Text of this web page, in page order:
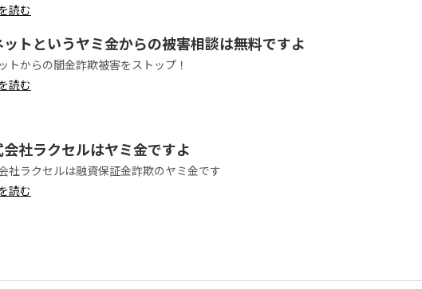
読む
トというヤミ金からの被害相談は無料ですよ
トからの闇金詐欺被害をストップ！
読む
社ラクセルはヤミ金ですよ
社ラクセルは融資保証金詐欺のヤミ金です
読む